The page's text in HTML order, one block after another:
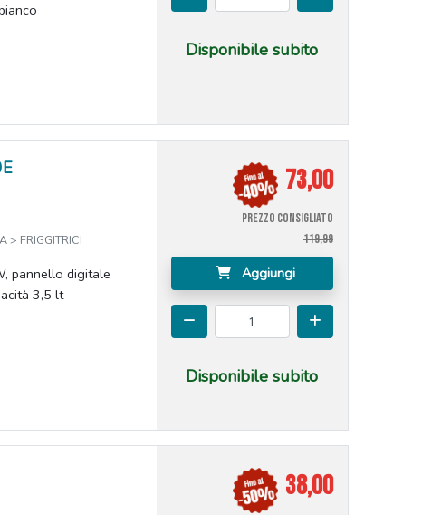
Disponibile subito
> FRIGGITRICI
pannello digitale
3,5 lt
73,00
PREZZO CONSIGLIATO
119,99
Aggiungi
Disponibile subito
38,00